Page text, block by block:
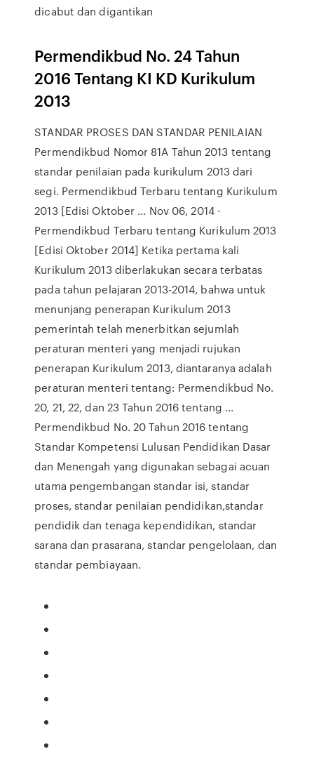
dicabut dan digantikan
Permendikbud No. 24 Tahun
2016 Tentang KI KD Kurikulum
2013
STANDAR PROSES DAN STANDAR PENILAIAN
Permendikbud Nomor 81A Tahun 2013 tentang
standar penilaian pada kurikulum 2013 dari
segi. Permendikbud Terbaru tentang Kurikulum
2013 [Edisi Oktober ... Nov 06, 2014 ·
Permendikbud Terbaru tentang Kurikulum 2013
[Edisi Oktober 2014] Ketika pertama kali
Kurikulum 2013 diberlakukan secara terbatas
pada tahun pelajaran 2013-2014, bahwa untuk
menunjang penerapan Kurikulum 2013
pemerintah telah menerbitkan sejumlah
peraturan menteri yang menjadi rujukan
penerapan Kurikulum 2013, diantaranya adalah
peraturan menteri tentang: Permendikbud No.
20, 21, 22, dan 23 Tahun 2016 tentang ...
Permendikbud No. 20 Tahun 2016 tentang
Standar Kompetensi Lulusan Pendidikan Dasar
dan Menengah yang digunakan sebagai acuan
utama pengembangan standar isi, standar
proses, standar penilaian pendidikan,standar
pendidik dan tenaga kependidikan, standar
sarana dan prasarana, standar pengelolaan, dan
standar pembiayaan.